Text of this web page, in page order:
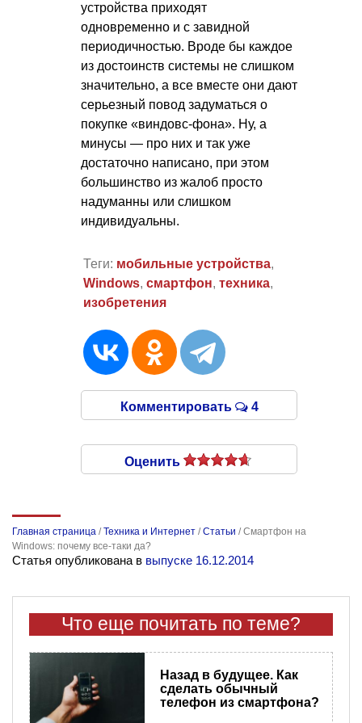
устройства приходят
одновременно и с завидной
периодичностью. Вроде бы каждое
из достоинств системы не слишком
значительно, а все вместе они дают
серьезный повод задуматься о
покупке «виндовс-фона». Ну, а
минусы — про них и так уже
достаточно написано, при этом
большинство из жалоб просто
надуманны или слишком
индивидуальны.
Теги: мобильные устройства,
Windows, смартфон, техника,
изобретения
Комментировать 4
Оценить
Главная страница /Техника и Интернет /Статьи /Смартфон на
Windows: почему все-таки да?
Статья опубликована в выпуске 16.12.2014
Что еще почитать по теме?
Назад в будущее. Как
сделать обычный
телефон из смартфона?